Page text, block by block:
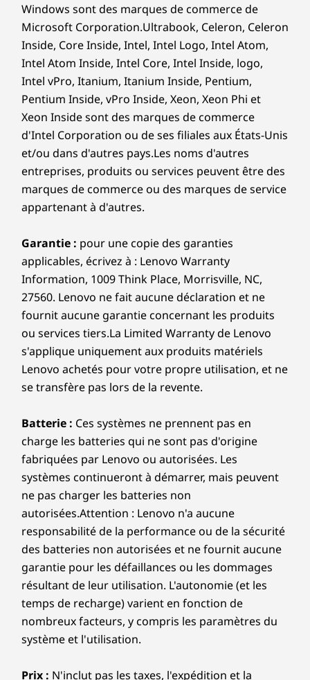
AFFICHAGE IMMERSIF
Plus net, plus
lumineux, plus
intelligent
Le ThinkPad P1 Gen 8 de 16 pouces améliore
les visuels avec des options d'affichage
avancées, y compris la technologie Tandem
couleurs époustouflante, un contraste
profond et une luminosité exceptionnelle pour
une expérience de visualisation immersive.
Parfait pour les utilisateurs expérimentés, il
offre une visibilité en extérieur et une efficacité
énergétique supérieures, assurant des visuels
vibrants en déplacement.
Conçu pour chaque flux
de travail professionnel
HDMI®2.1 (prend en charge une résolution jusqu’à 8K
à 60 Hz ou 4K à 120 Hz)
Combinaison casque/microphone
Les vitesses de transfert des ports USB sont approximatives
et dépendent de nombreux facteurs, tels que la capacité de
traitement des appareils hôtes/périphériques, les attributs
des fichiers, la configuration du système et les
environnements d’exploitation; les vitesses réelles varient et
peuvent être inférieures à celles attendues.
Connexion sans fil
®
Bluetooth® 5.4
* WiFi 7 nécessite le système d’exploitation Windows 11, ainsi
qu’un routeur WiFi 7 séparé et/ou d’autres appareils de
réseau pour répondre aux exigences complètes du WiFi 7. Il
est rétrocompatible avec les normes WiFi précédentes et
disponible uniquement dans les pays où le WiFi 7 est pris en
charge.
Station d’accueil prise en charge
Thunderbolt™ 5
Station d'accueil pour station de travail portable
Thunderbolt™ 4
Les spécifications peuvent varier selon la région/le modèle et la
disponibilité.
Conception
Affichage
16 pouces 3,2K (3200 x 2000) Tandem-OLED*, 16:10,
600 nits, antireflets / antismudge, 40 à 120 Hz, 100 %
DCI-P3, DisplayHDR 600, Dolby Vision
®
Windows sont des marques de commerce de
Microsoft Corporation.Ultrabook, Celeron, Celeron
Inside, Core Inside, Intel, Intel Logo, Intel Atom,
Intel Atom Inside, Intel Core, Intel Inside, logo,
Intel vPro, Itanium, Itanium Inside, Pentium,
Pentium Inside, vPro Inside, Xeon, Xeon Phi et
Xeon Inside sont des marques de commerce
d'Intel Corporation ou de ses filiales aux États-Unis
et/ou dans d'autres pays.Les noms d'autres
entreprises, produits ou services peuvent être des
marques de commerce ou des marques de service
appartenant à d'autres.
Garantie : pour une copie des garanties
applicables, écrivez à : Lenovo Warranty
Information, 1009 Think Place, Morrisville, NC,
27560. Lenovo ne fait aucune déclaration et ne
fournit aucune garantie concernant les produits
ou services tiers.La Limited Warranty de Lenovo
s'applique uniquement aux produits matériels
Lenovo achetés pour votre propre utilisation, et ne
se transfère pas lors de la revente.
Batterie : Ces systèmes ne prennent pas en
charge les batteries qui ne sont pas d'origine
fabriquées par Lenovo ou autorisées. Les
systèmes continueront à démarrer, mais peuvent
ne pas charger les batteries non
autorisées.Attention : Lenovo n'a aucune
responsabilité de la performance ou de la sécurité
des batteries non autorisées et ne fournit aucune
garantie pour les défaillances ou les dommages
résultant de leur utilisation. L'autonomie (et les
temps de recharge) varient en fonction de
nombreux facteurs, y compris les paramètres du
système et l'utilisation.
Prix : N'inclut pas les taxes, l'expédition et la